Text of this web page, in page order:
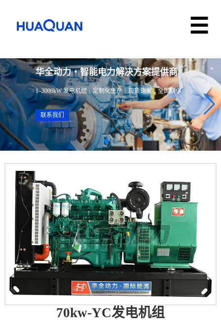
华全动力・智能电力解决方案提供商
1–3000kW 发电机组｜定制化生产｜现货速发｜全国联保
联系我们
70kw-YC发电机组